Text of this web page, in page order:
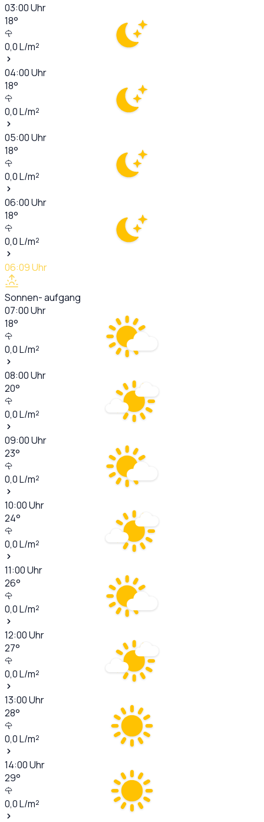
03:00Uhr
18°
0,0L/m²
04:00Uhr
18°
0,0L/m²
05:00Uhr
18°
0,0L/m²
06:00Uhr
18°
0,0L/m²
06:09Uhr
Sonnen- aufgang
07:00Uhr
18°
0,0L/m²
08:00Uhr
20°
0,0L/m²
09:00Uhr
23°
0,0L/m²
10:00Uhr
24°
0,0L/m²
11:00Uhr
26°
0,0L/m²
12:00Uhr
27°
0,0L/m²
13:00Uhr
28°
0,0L/m²
14:00Uhr
29°
0,0L/m²